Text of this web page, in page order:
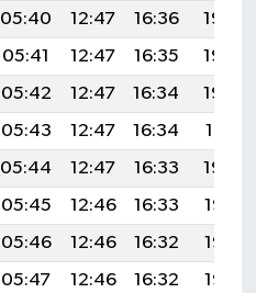
05:40 12:47 16:36
19:44
05:41 12:47 16:35
19:43
05:42 12:47 16:34
19:42
05:43 12:47 16:34
19:41
05:44 12:47 16:33
19:39
05:45 12:46 16:33
19:38
05:46 12:46 16:32
19:37
05:47 12:46 16:32
19:35